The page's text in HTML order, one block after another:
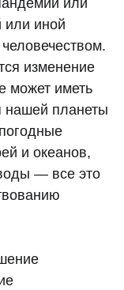
или
или иной
изменение
может иметь
нашей планеты
и океанов,
— все это